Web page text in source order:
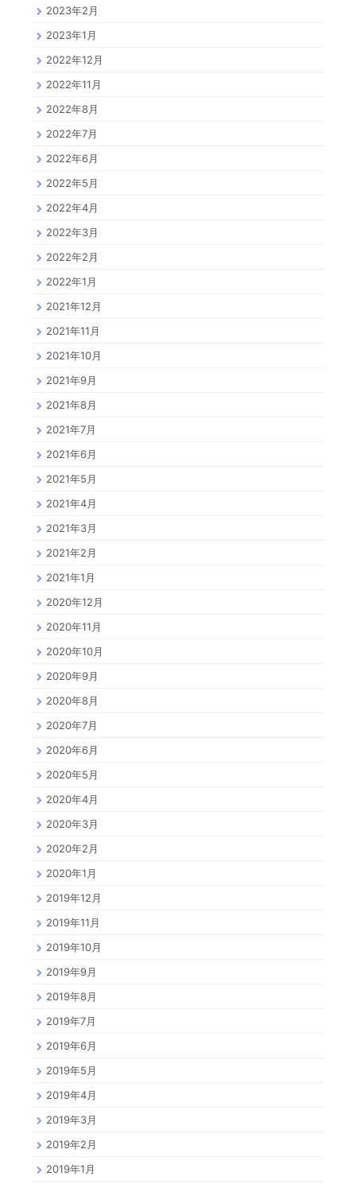
2023年2月
2023年1月
2022年12月
2022年11月
2022年8月
2022年7月
2022年6月
2022年5月
2022年4月
2022年3月
2022年2月
2022年1月
2021年12月
2021年11月
2021年10月
2021年9月
2021年8月
2021年7月
2021年6月
2021年5月
2021年4月
2021年3月
2021年2月
2021年1月
2020年12月
2020年11月
2020年10月
2020年9月
2020年8月
2020年7月
2020年6月
2020年5月
2020年4月
2020年3月
2020年2月
2020年1月
2019年12月
2019年11月
2019年10月
2019年9月
2019年8月
2019年7月
2019年6月
2019年5月
2019年4月
2019年3月
2019年2月
2019年1月